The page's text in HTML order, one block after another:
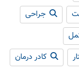
جراحی
کادر درمان